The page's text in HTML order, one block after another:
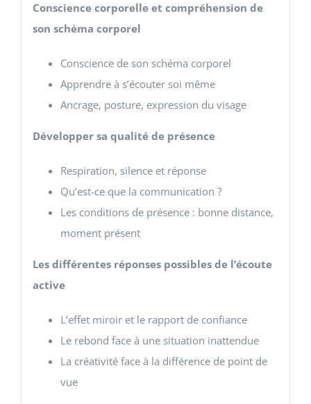
Conscience corporelle et compréhension de
son schéma corporel
Conscience de son schéma corporel
Apprendre à s’écouter soi même
Ancrage, posture, expression du visage
Développer sa qualité de présence
Respiration, silence et réponse
Qu’est-ce que la communication ?
Les conditions de présence : bonne distance,
moment présent
Les différentes réponses possibles de l’écoute
active
L’effet miroir et le rapport de confiance
Le rebond face à une situation inattendue
La créativité face à la différence de point de
vue